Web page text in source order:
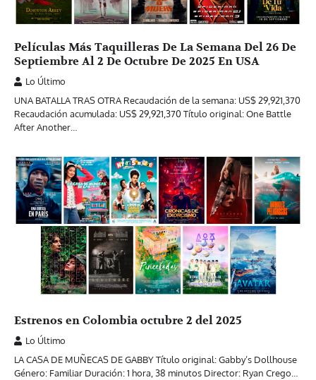
Películas Más Taquilleras De La Semana Del 26 De
Septiembre Al 2 De Octubre De 2025 En USA
Lo Último
UNA BATALLA TRAS OTRA Recaudación de la semana: US$ 29,921,370
Recaudación acumulada: US$ 29,921,370 Título original: One Battle
After Another…
Estrenos en Colombia octubre 2 del 2025
Lo Último
LA CASA DE MUÑECAS DE GABBY Título original: Gabby’s Dollhouse
Género: Familiar Duración: 1 hora, 38 minutos Director: Ryan Crego…